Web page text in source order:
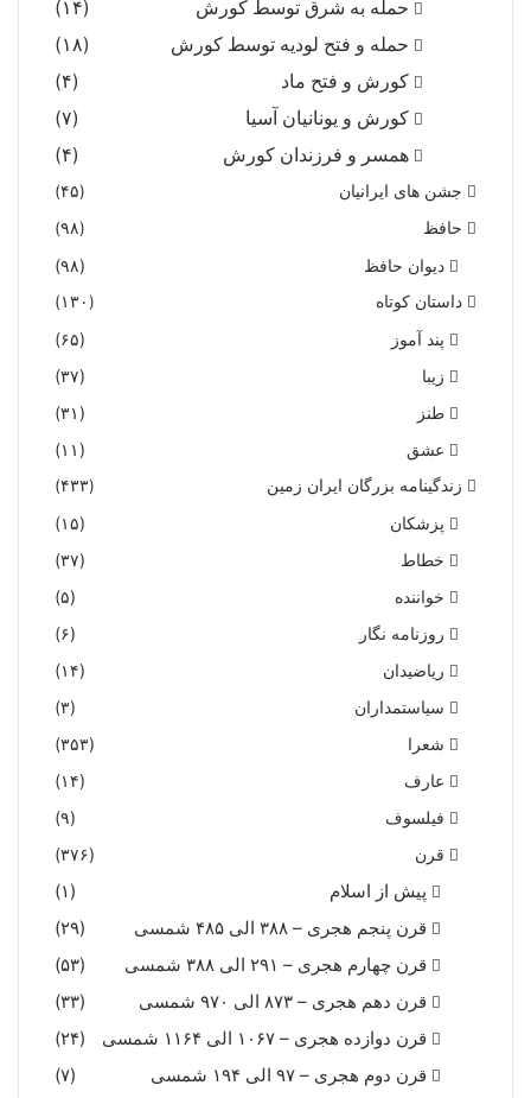
یکى نغز بازى کند روزگار
که بنشاندت پیش آموزگار
ز دهقان کنون بشنو این داستان
که بر خواند از گفته باستان‏
حمله به شرق توسط کورش
(۱۴)
حمله و فتح لودیه توسط کورش
(۱۸)
کورش و فتح ماد
(۴)
کورش و یونانیان آسیا
(۷)
همسر و فرزندان کورش
(۴)
جشن های ایرانیان
(۴۵)
حافظ
(۹۸)
دیوان حافظ (۹۸)
داستان کوتاه (۱۳۰)
پند آموز
(۶۵)
زیبا
(۳۷)
طنز
(۳۱)
عشق
(۱۱)
زندگینامه بزرگان ایران زمین (۴۳۳)
پزشکان
(۱۵)
خطاط
(۳۷)
خواننده
(۵)
روزنامه نگار
(۶)
ریاضیدان
(۱۴)
سیاستمداران
(۳)
شعرا
(۳۵۳)
عارف
(۱۴)
فیلسوف
(۹)
قرن
(۳۷۶)
پیش از اسلام
(۱)
قرن پنجم هجری – ۳۸۸ الی ۴۸۵ شمسی
(۲۹)
قرن چهارم هجری – ۲۹۱ الی ۳۸۸ شمسی
(۵۳)
قرن دهم هجری – ۸۷۳ الی ۹۷۰ شمسی
(۳۳)
قرن دوازده هجری – ۱۰۶۷ الی ۱۱۶۴ شمسی
(۲۴)
قرن دوم هجری – ۹۷ الی ۱۹۴ شمسی
(۷)